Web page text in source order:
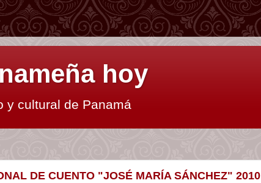
hoy
y cultural de Panamá
DE CUENTO "JOSÉ MARÍA SÁNCHEZ" 2010